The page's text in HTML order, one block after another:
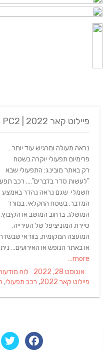
פיילוט קאר 2022 | Pilot Car pc2 – PC2
נראה מעולה ומרגיש עוד יותר…
פרימיום תפעולי יוקרה בשטח
רק באתר מובינג: התפעולי שבא
"לעשות סדר בדברים"…. רכב
חשמלי שגם נראה נהדר באמצע
המדבר, בשטח החקלאי, במורד
המושלג, ברחוב המושב או
סיירת המוניציפל של העירייה,
המועצה המקומית, בוודאי
או באתר הנופש או האירועים…
more…
Posted
on
אוגוסט 28, 2022 לוח
פיילוט קאר 2022
, רכב תפעולי,